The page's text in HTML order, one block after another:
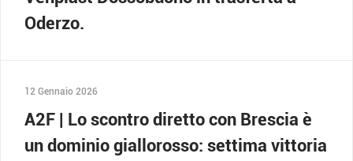
Oderzo.
12 Gennaio 2026
A2F | Lo scontro diretto con Brescia è
un dominio giallorosso: settima vittoria